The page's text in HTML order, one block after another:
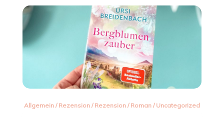
Allgemein/ Rezension/ Rezension/ Roman/ Uncategorized